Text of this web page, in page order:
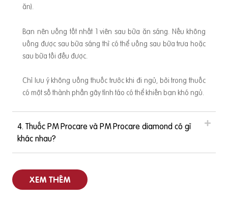
ăn).
Bạn nên uống tốt nhất 1 viên sau bữa ăn sáng. Nếu không
uống được sau bữa sáng thì có thể uống sau bữa trưa hoặc
sau bữa tối đều được.
Chỉ lưu ý không uống thuốc trước khi đi ngủ, bởi trong thuốc
có một số thành phần gây tỉnh táo có thể khiến bạn khó ngủ.
4. Thuốc PM Procare và PM Procare diamond có gì
khác nhau?
XEM THÊM